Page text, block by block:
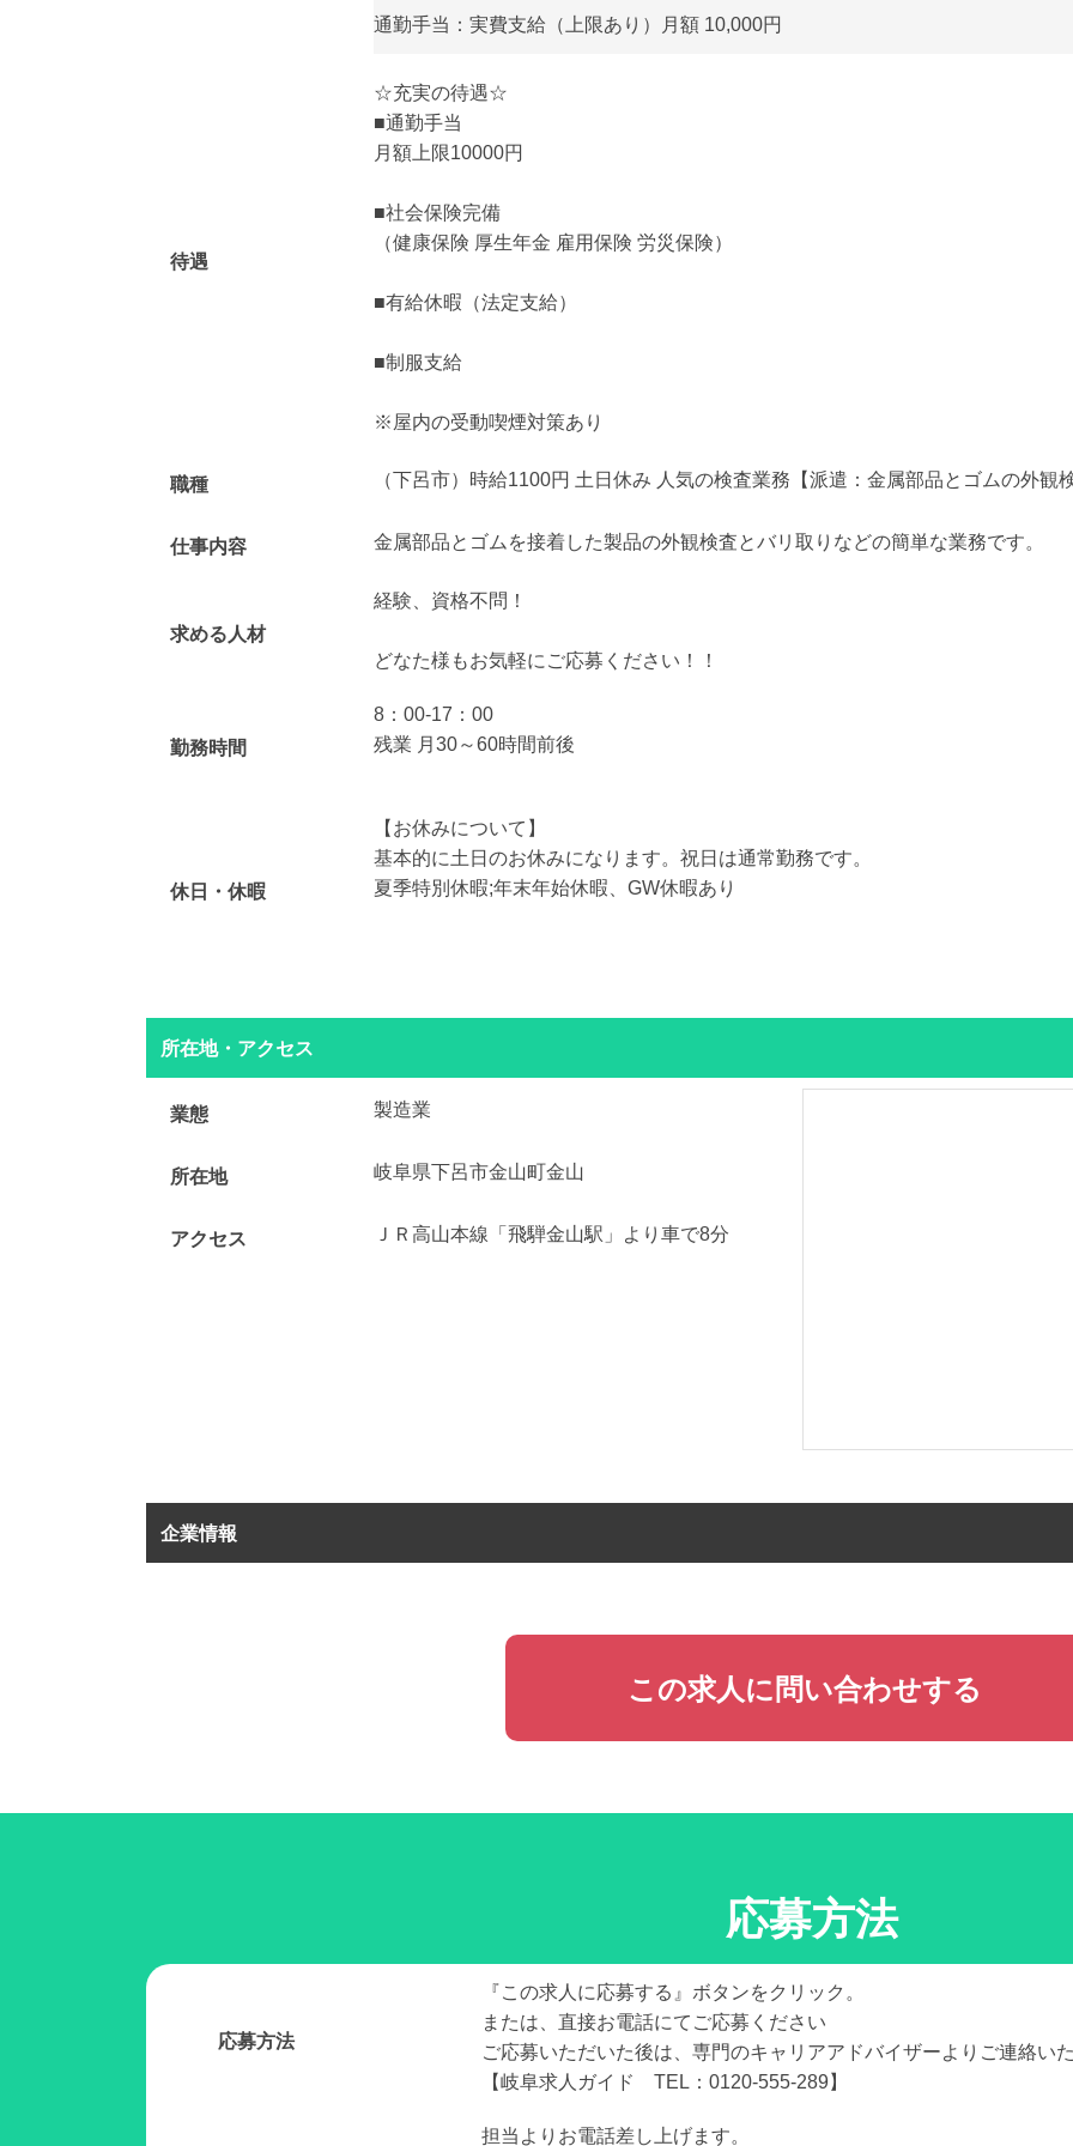
通勤手当：実費支給（上限あり）月額 10,000円
待遇
☆充実の待遇☆
■通勤手当
月額上限10000円
■社会保険完備
（健康保険 厚生年金 雇用保険 労災保険）
■有給休暇（法定支給）
■制服支給
※屋内の受動喫煙対策あり
職種 （下呂市）時給1100円 土日休み 人気の検査業務【派遣：金属部品とゴムの外観
仕事内容 金属部品とゴムを接着した製品の外観検査とバリ取りなどの簡単な業務です。
求める人材
経験、資格不問！
どなた様もお気軽にご応募ください！！
勤務時間
8：00-17：00
残業 月30～60時間前後
休日・休暇
【お休みについて】
基本的に土日のお休みになります。祝日は通常勤務です。
夏季特別休暇;年末年始休暇、GW休暇あり
所在地・アクセス
業態 製造業
所在地 岐阜県下呂市金山町金山
アクセス ＪＲ高山本線「飛騨金山駅」より車で8分
企業情報
この求人に問い合わせする
応募方法
応募方法
『この求人に応募する』ボタンをクリック。
または、直接お電話にてご応募ください
ご応募いただいた後は、専門のキャリアアドバイザーよりご連絡いた
【岐阜求人ガイド TEL：0120-555-289】
担当よりお電話差し上げます。